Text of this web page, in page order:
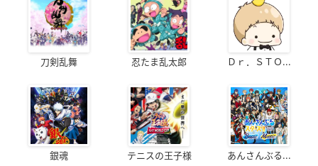
刀剣乱舞 忍たま乱太郎 Ｄｒ．ＳＴＯ...
銀魂 テニスの王子様 あんさんぶる...